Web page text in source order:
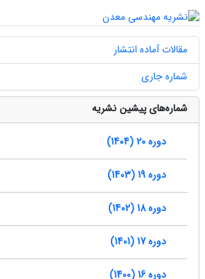
مقالات آماده انتشار
شماره جاری
شماره‌های پیشین نشریه
دوره 20 (1404)
دوره 19 (1403)
دوره 18 (1402)
دوره 17 (1401)
دوره 16 (1400)